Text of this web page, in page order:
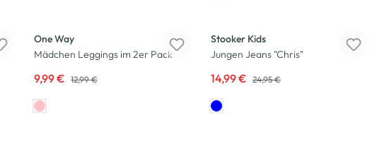
One Way
Mädchen Leggings im 2er Pack
9,99 € 12,99 €
Stooker Kids
Jungen Jeans "Chris"
14,99 € 24,95 €